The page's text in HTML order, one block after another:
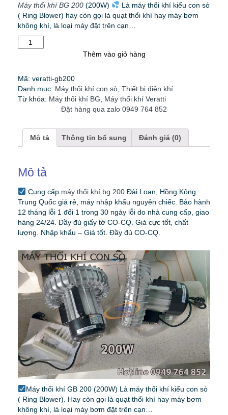
Máy thổi khí BG 200 (200W)
Là máy thổi khí kiểu con sò
( Ring Blower) hay còn gọi là quạt thổi khí hay máy bơm
không khí, là loại máy đặt trên cạn…
Máy
thổi
200
số
lượng
Thêm vào giỏ hàng
Mã: veratti-gb200
Danh mục: Máy thổi khí con sò Thiết bị điện khí
Từ khóa: Máy thổi khí BG
Máy thổi khí Veratti
Đặt hàng qua zalo 0949 764 852
Mô tả Thông tin bổ sung Đánh giá (0)
Mô tả
Cung cấp máy thổi khí bg 200Đài Loan, Hồng Kông
Trung Quốc giá rẻ, máy nhập khẩu nguyên chiếc. Bảo hành
12 tháng lỗi 1 đổi 1 trong 30 ngày lỗi do nhà cung cấp, giao
hàng 24/24. Đầy đủ giấy tờ CO-CQ. Giá cực tốt, chất
lượng. Nhập khẩu – Giá tốt. Đầy đủ CO-CQ.
Máy thổi khí GB 200 (200W) Là máy thổi khí kiểu con sò
( Ring Blower). Hay còn gọi là quạt thổi khí hay máy bơm
không khí, là loại máy bơm đặt trên cạn…